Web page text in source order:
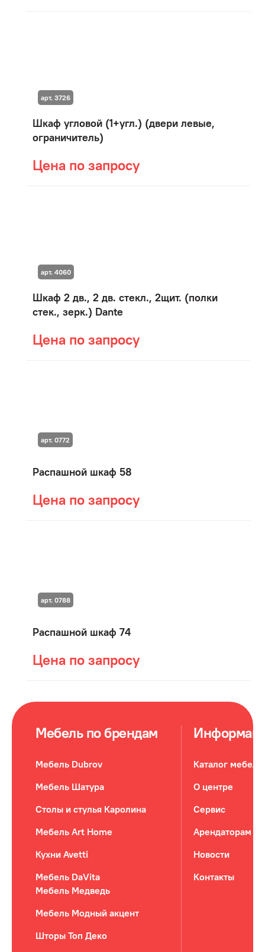
Шкаф угловой (1+угл.) (двери левые,
ограничитель)
Цена по запросу
арт. 3726
Шкаф 2 дв., 2 дв. стекл., 2щит. (полки
стек., зерк.) Dante
Цена по запросу
арт. 4060
Распашной шкаф 58
Цена по запросу
арт. 0772
Распашной шкаф 74
Цена по запросу
арт. 0788
Мебель по брендам
Мебель Dubrov
Мебель Шатура
Столы и стулья Каролина
Мебель Art Home
Кухни Avetti
Мебель DaVita
Мебель Медведь
Мебель Модный акцент
Шторы Топ Деко
Каталог мебели
О центре
Сервис
Арендаторам
Новости
Контакты